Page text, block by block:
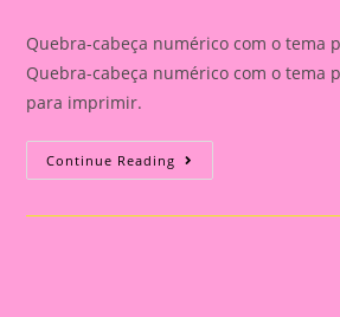
Quebra-cabeça numérico com o tema
Quebra-cabeça numérico com o tema
para imprimir.
Continue Reading Quebra-
Cabeça